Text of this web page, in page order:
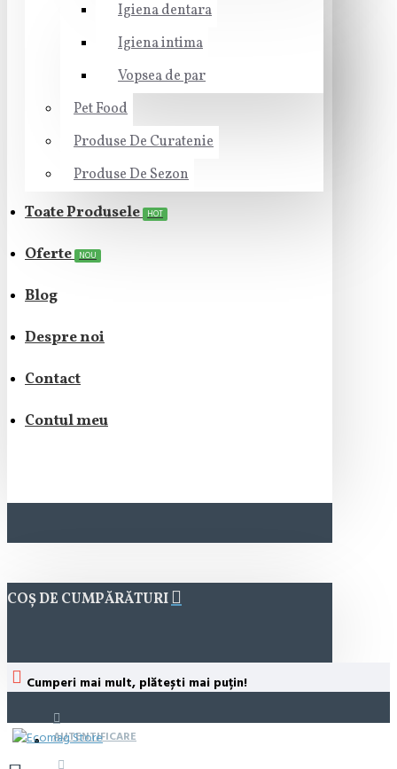
Igiena dentara
Igiena intima
Vopsea de par
Pet Food
Produse De Curatenie
Produse De Sezon
Toate Produsele HOT
Oferte NOU
Blog
Despre noi
Contact
Contul meu
COȘ DE CUMPĂRĂTURI
Cumperi mai mult, plătești mai puțin!
AUTENTIFICARE